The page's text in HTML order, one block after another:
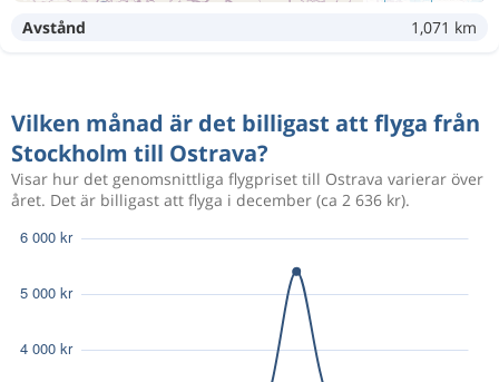
Avstånd 1,071 km
Vilken månad är det billigast att flyga från
Stockholm till Ostrava?
Visar hur det genomsnittliga flygpriset till Ostrava varierar över
året. Det är billigast att flyga i december (ca 2 636 kr).